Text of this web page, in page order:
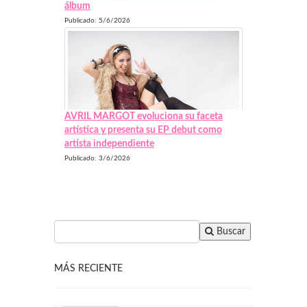
álbum
Publicado: 5/6/2026
AVRIL MARGOT evoluciona su faceta
artística y presenta su EP debut como
artista independiente
Publicado: 3/6/2026
Buscar
MÁS RECIENTE